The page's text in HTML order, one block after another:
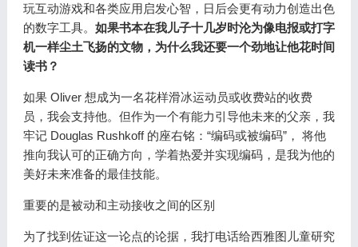
玩互动游戏和各类应用启发心智，日后会更有动力创造出色
的数字工具。 如果书本在我儿子十几岁时沦为像电报或打字
机一样尘土飞扬的文物，为什么我还要一个劲地让他花时间
读书？
如果 Oliver 想成为一名花样滑冰运动员或收费站的收费
员，我会支持他。但作为一个有能力引导他未来的父亲，我
牢记 Douglas Rushkoff 的座右铭：“编码或被编码”， 将他
推向我认可的正确方向，学着热爱并实现编码，是我为他的
美好未来准备的最佳技能。
重要的是被动和主动接收之间的区别
为了找到佐证这一论点的论据，我打电话给西雅图儿童研究